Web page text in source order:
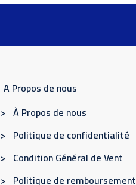
A Propos de nous
> À Propos de nous
> Politique de confidentialité
> Condition Général de Vent
> Politique de remboursement